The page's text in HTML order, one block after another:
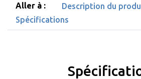
Aller à :
Description du
Spécifications